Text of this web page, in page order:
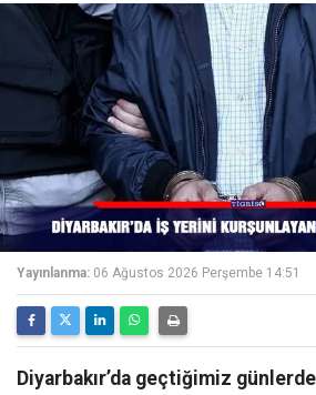
Yayınlanma: 06 Ağustos 2026 Perşembe 14:51
Diyarbakır’da geçtiğimiz